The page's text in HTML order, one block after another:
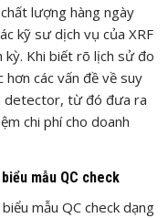
lượng hàng ngày
kỹ sư dịch vụ của XRF
kỳ. Khi biết rõ lịch sử đo
hơn các vấn đề về suy
detector, từ đó đưa ra
chi phí cho doanh
mẫu QC check
mẫu QC check dạng